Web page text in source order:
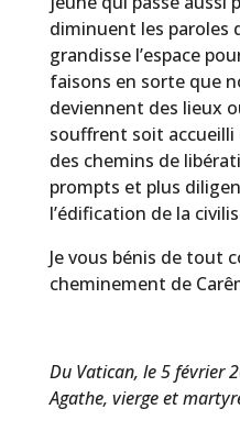
diminuent les paroles
grandisse l’espace
faisons en sorte que
deviennent des lieux
souffrent soit accueilli
des chemins de
prompts et plus
l’édification de la
Je vous bénis de tout
cheminement de
Du Vatican, le 5 février
Agathe, vierge et